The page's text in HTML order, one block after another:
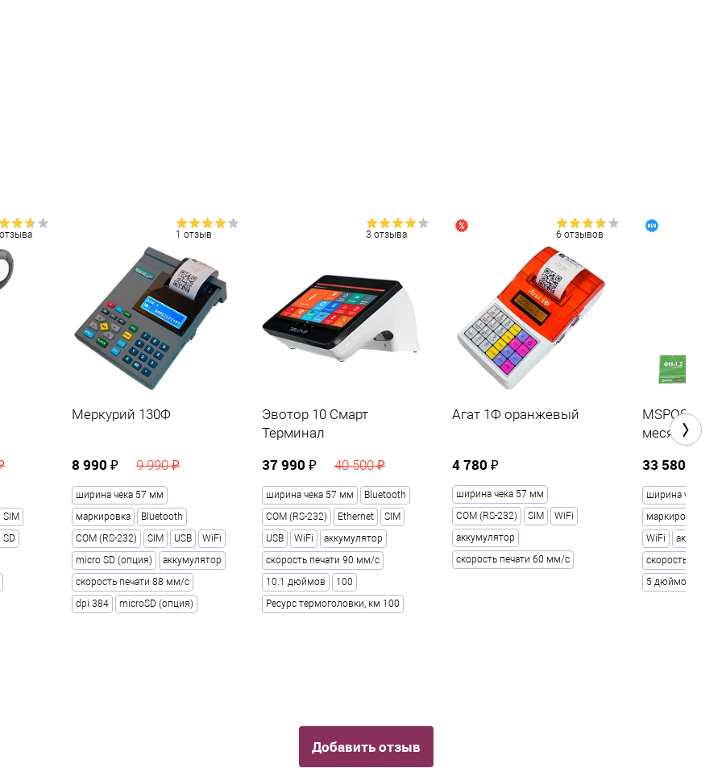
SIM
SD
1 отзыв
Меркурий 130Ф
8 990 ₽ 9 990 ₽
ширина чека 57 мм
маркировка
Bluetooth
COM (RS-232)
SIM USB
WiFi
micro SD (опция)
аккумулятор
скорость печати 88 мм/с
dpi 384
microSD (опция)
3 отзыва
Эвотор 10 Смарт
Терминал
37 990 ₽ 40 500 ₽
ширина чека 57 мм
Bluetooth
COM (RS-232)
Ethernet
SIM
USB
WiFi
аккумулятор
скорость печати 90 мм/с
10.1 дюймов
100
Ресурс термоголовки, км 100
6 отзывов
Агат 1Ф оранжевый
4 780 ₽
ширина чека 57 мм
COM (RS-232)
SIM
WiFi
аккумулятор
скорость печати 60 мм/с
MSPOS-
месяцев
33 580 ₽
ширина чека 57
маркировка
WiFi
скорость
5 дюймов
Добавить отзыв